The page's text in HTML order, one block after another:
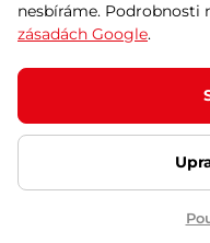
© 2026 SEVEN SPORT s.r.o
Podle zákona o evidenci
kupujícímu účtenku.
Zároveň je povinen
případě technického
Ochrana osobních údajů
systém Prohlášení
nesbíráme. Podrobnosti
zásadách Google.